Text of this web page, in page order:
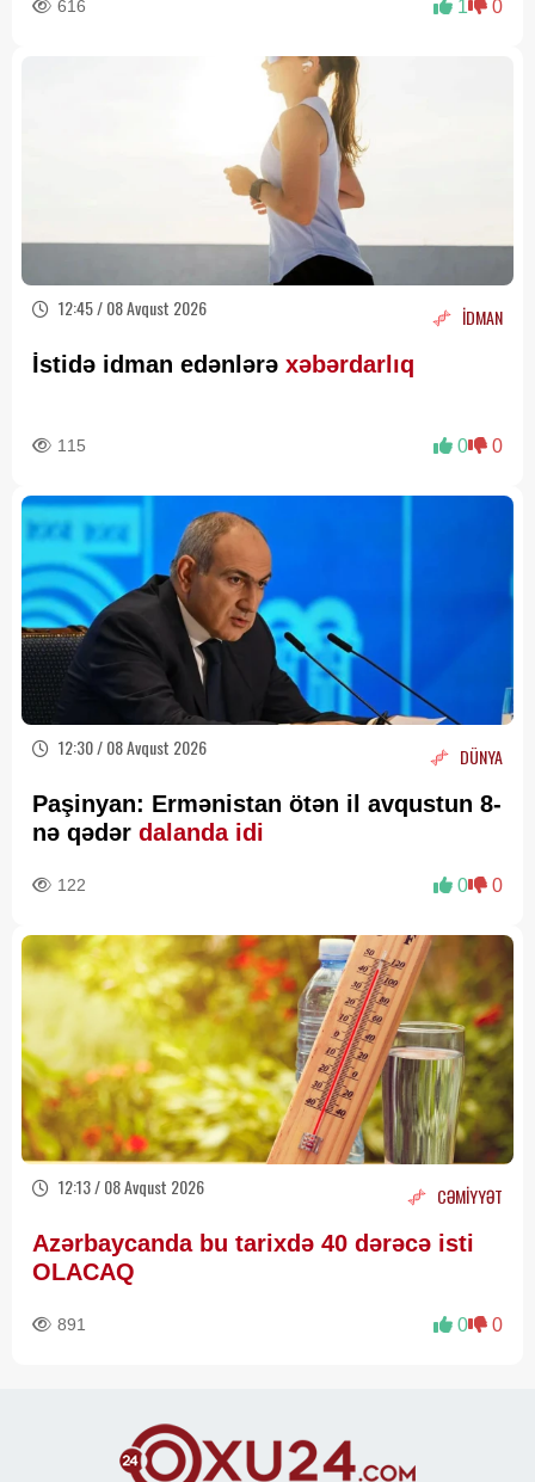
616 1 0
12:45 / 08 Avqust 2026 İDMAN
İstidə idman edənlərə xəbərdarlıq
115 0 0
12:30 / 08 Avqust 2026 DÜNYA
Paşinyan: Ermənistan ötən il avqustun 8-
nə qədər dalanda idi
122 0 0
12:13 / 08 Avqust 2026 CƏMİYYƏT
Azərbaycanda bu tarixdə 40 dərəcə isti
OLACAQ
891 0 0